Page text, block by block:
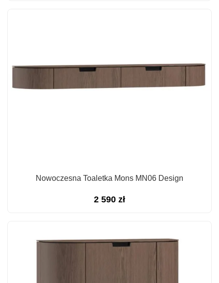
Nowoczesna Toaletka Mons MN06 Design
2 590 zł